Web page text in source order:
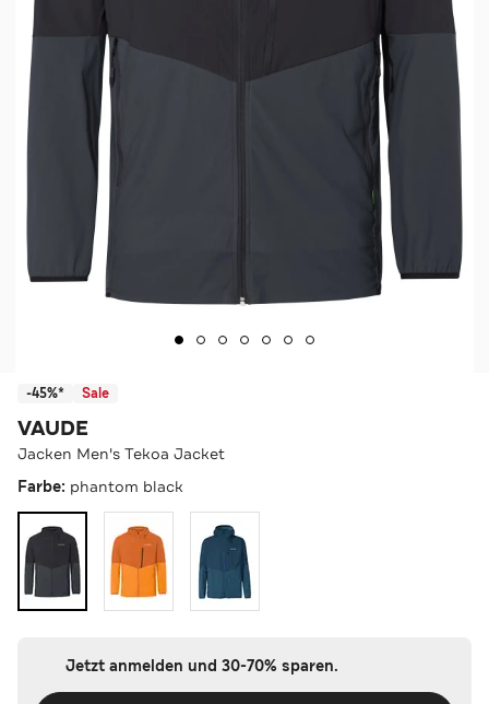
-45%* Sale
VAUDE
Jacken Men's Tekoa Jacket
Farbe: phantom black
Jetzt anmelden und 30-70% sparen.